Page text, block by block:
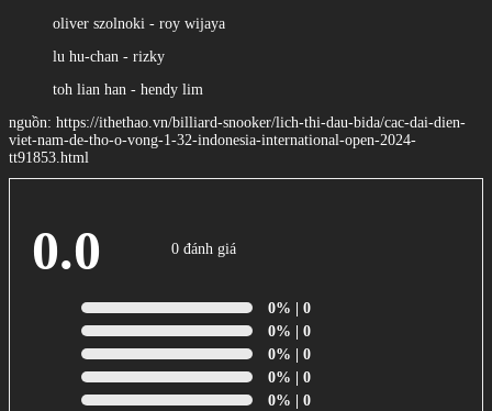
oliver szolnoki - roy wijaya
lu hu-chan - rizky
toh lian han - hendy lim
nguồn: https://ithethao.vn/billiard-snooker/lich-thi-dau-bida/cac-dai-dien-
viet-nam-de-tho-o-vong-1-32-indonesia-international-open-2024-
tt91853.html
0.0 0 đánh giá
0% | 0
0% | 0
0% | 0
0% | 0
0% | 0